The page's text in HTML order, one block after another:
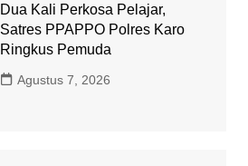
Dua Kali Perkosa Pelajar,
Satres PPAPPO Polres Karo
Ringkus Pemuda
Agustus 7, 2026